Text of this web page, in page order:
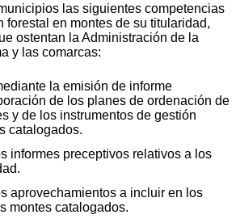
las siguientes competencias
forestal en montes de su titularidad,
ostentan la Administración de la
y las comarcas:
la emisión de informe
de los planes de ordenación de
y de los instrumentos de gestión
catalogados.
informes preceptivos relativos a los
aprovechamientos a incluir en los
montes catalogados.